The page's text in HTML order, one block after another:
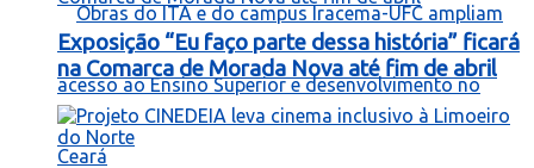
Exposição “Eu faço parte dessa história” ficará
na Comarca de Morada Nova até fim de abril